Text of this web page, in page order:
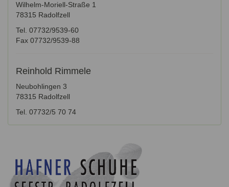
Wilhelm-Moriell-Straße 1
78315 Radolfzell
Tel. 07732/9539-60
Fax 07732/9539-88
Reinhold Rimmele
Neubohlingen 3
78315 Radolfzell
Tel. 07732/5 70 74